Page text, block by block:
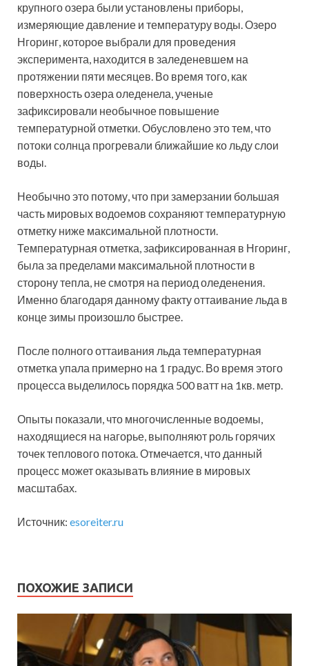
крупного озера были установлены приборы,
измеряющие давление и температуру воды. Озеро
Нгоринг, которое выбрали для проведения
эксперимента, находится в заледеневшем на
протяжении пяти месяцев. Во время того, как
поверхность озера оледенела, ученые
зафиксировали необычное повышение
температурной отметки. Обусловлено это тем, что
потоки солнца прогревали ближайшие ко льду слои
воды.
Необычно это потому, что при замерзании большая
часть мировых водоемов сохраняют температурную
отметку ниже максимальной плотности.
Температурная отметка, зафиксированная в Нгоринг,
была за пределами максимальной плотности в
сторону тепла, не смотря на период оледенения.
Именно благодаря данному факту оттаивание льда в
конце зимы произошло быстрее.
После полного оттаивания льда температурная
отметка упала примерно на 1 градус. Во время этого
процесса выделилось порядка 500 ватт на 1кв. метр.
Опыты показали, что многочисленные водоемы,
находящиеся на нагорье, выполняют роль горячих
точек теплового потока. Отмечается, что данный
процесс может оказывать влияние в мировых
масштабах.
Источник: esoreiter.ru
ПОХОЖИЕ ЗАПИСИ